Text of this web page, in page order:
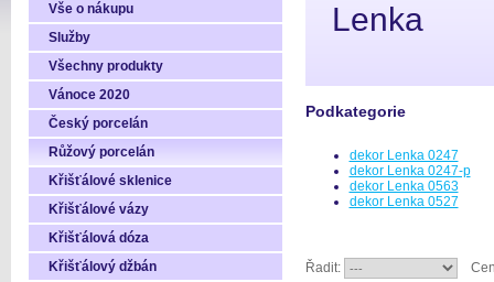
Vše o nákupu
Služby
Všechny produkty
Vánoce 2020
Český porcelán
Růžový porcelán
Křišťálové sklenice
Křišťálové vázy
Křišťálová dóza
Křišťálový džbán
Lenka
Podkategorie
dekor Lenka 0247
dekor Lenka 0247-p
dekor Lenka 0563
dekor Lenka 0527
Řadit: